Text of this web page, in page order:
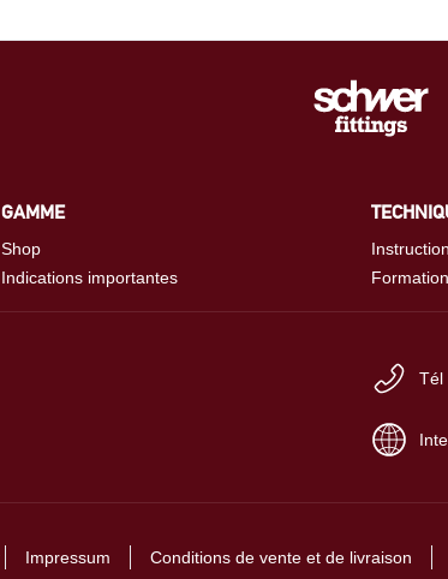
GAMME
Shop
Indications importantes
Tél
Impressum Conditions de vente et de livraison